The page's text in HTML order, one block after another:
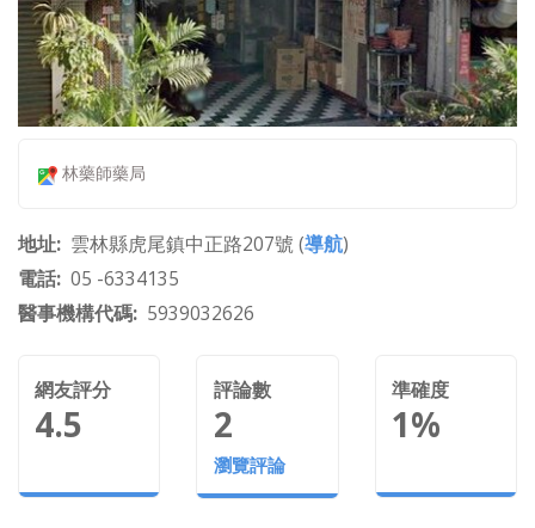
林藥師藥局
地址 雲林縣虎尾鎮中正路207號 (導航)
電話 05 -6334135
醫事機構代碼 5939032626
網友評分
4.5
評論數
2
瀏覽評論
準確度
1%